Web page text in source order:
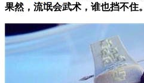
果然，流氓会武术，谁也挡不住。